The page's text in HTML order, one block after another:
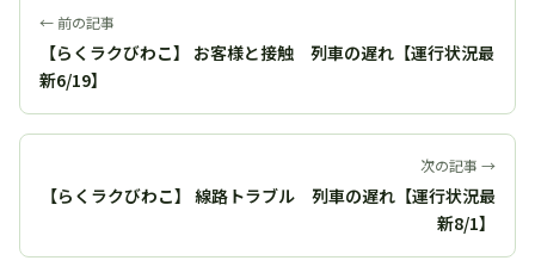
← 前の記事
【らくラクびわこ】 お客様と接触 列車の遅れ【運行状況最
新6/19】
次の記事 →
【らくラクびわこ】 線路トラブル 列車の遅れ【運行状況最
新8/1】